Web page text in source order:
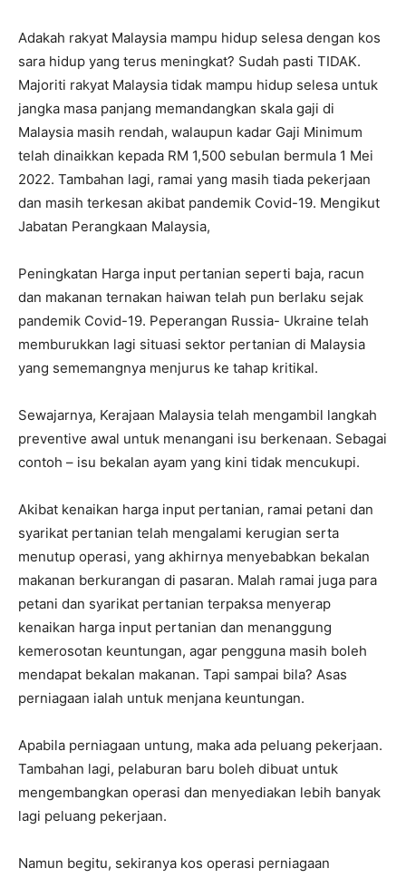
Adakah rakyat Malaysia mampu hidup selesa dengan kos
sara hidup yang terus meningkat? Sudah pasti TIDAK.
Majoriti rakyat Malaysia tidak mampu hidup selesa untuk
jangka masa panjang memandangkan skala gaji di
Malaysia masih rendah, walaupun kadar Gaji Minimum
telah dinaikkan kepada RM 1,500 sebulan bermula 1 Mei
2022. Tambahan lagi, ramai yang masih tiada pekerjaan
dan masih terkesan akibat pandemik Covid-19. Mengikut
Jabatan Perangkaan Malaysia,
Peningkatan Harga input pertanian seperti baja, racun
dan makanan ternakan haiwan telah pun berlaku sejak
pandemik Covid-19. Peperangan Russia- Ukraine telah
memburukkan lagi situasi sektor pertanian di Malaysia
yang sememangnya menjurus ke tahap kritikal.
Sewajarnya, Kerajaan Malaysia telah mengambil langkah
preventive awal untuk menangani isu berkenaan. Sebagai
contoh – isu bekalan ayam yang kini tidak mencukupi.
Akibat kenaikan harga input pertanian, ramai petani dan
syarikat pertanian telah mengalami kerugian serta
menutup operasi, yang akhirnya menyebabkan bekalan
makanan berkurangan di pasaran. Malah ramai juga para
petani dan syarikat pertanian terpaksa menyerap
kenaikan harga input pertanian dan menanggung
kemerosotan keuntungan, agar pengguna masih boleh
mendapat bekalan makanan. Tapi sampai bila? Asas
perniagaan ialah untuk menjana keuntungan.
Apabila perniagaan untung, maka ada peluang pekerjaan.
Tambahan lagi, pelaburan baru boleh dibuat untuk
mengembangkan operasi dan menyediakan lebih banyak
lagi peluang pekerjaan.
Namun begitu, sekiranya kos operasi perniagaan